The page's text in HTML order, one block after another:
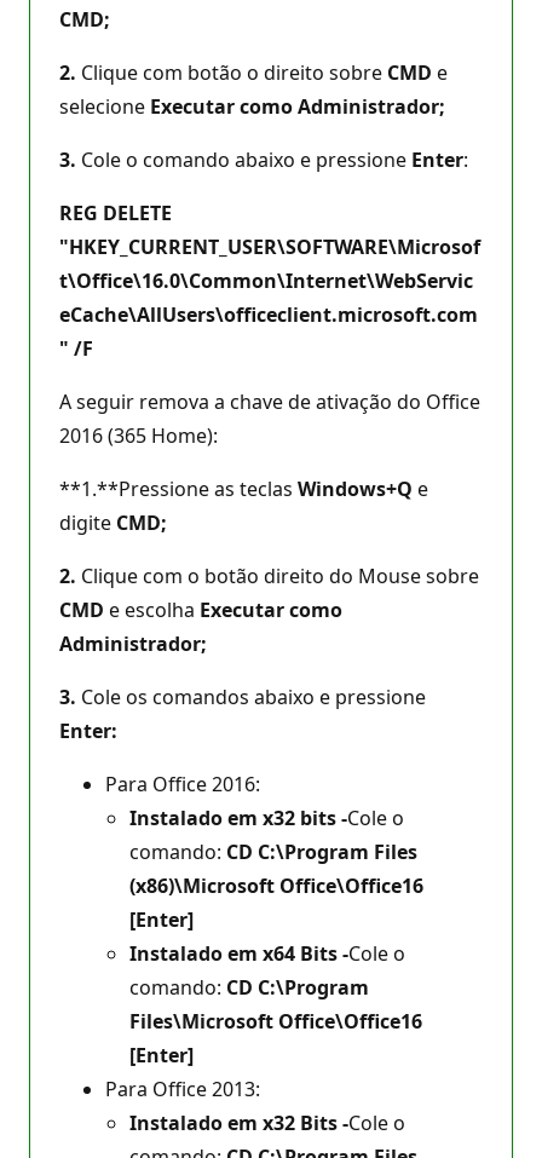
CMD;
2. Clique com botão o direito sobre CMD e
selecione Executar como Administrador;
3. Cole o comando abaixo e pressione Enter:
REG DELETE
"HKEY_CURRENT_USER\SOFTWARE\Microsof
t\Office\16.0\Common\Internet\WebServic
eCache\AllUsers\officeclient.microsoft.com
" /F
A seguir remova a chave de ativação do Office
2016 (365 Home):
**1.**Pressione as teclas Windows+Q e
digite CMD;
2. Clique com o botão direito do Mouse sobre
CMD e escolha Executar como
Administrador;
3. Cole os comandos abaixo e pressione
Enter:
Para Office 2016:
Instalado em x32 bits -Cole o
comando: CD C:\Program Files
(x86)\Microsoft Office\Office16
[Enter]
Instalado em x64 Bits -Cole o
comando: CD C:\Program
Files\Microsoft Office\Office16
[Enter]
Para Office 2013:
Instalado em x32 Bits -Cole o